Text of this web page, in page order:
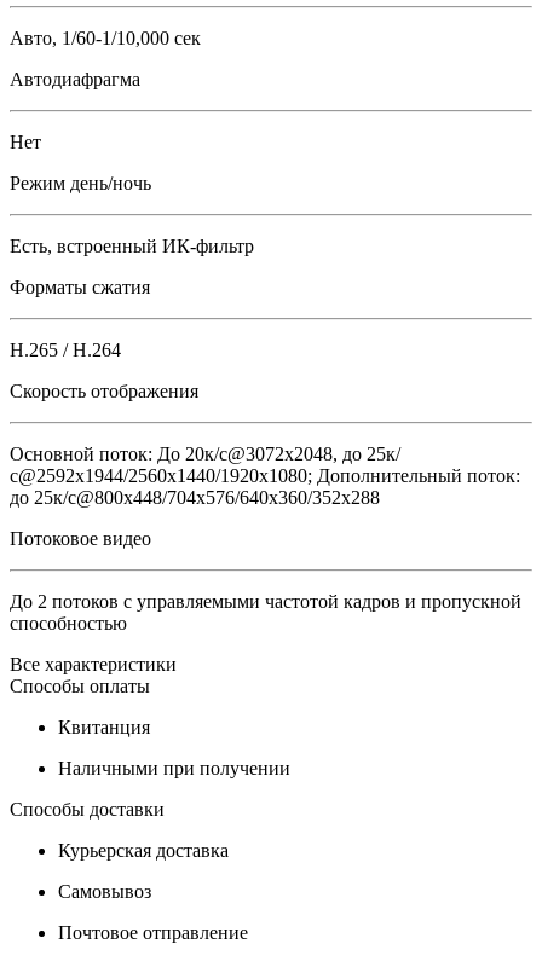
Авто, 1/60-1/10,000 сек
Автодиафрагма
Нет
Режим день/ночь
Есть, встроенный ИК-фильтр
Форматы сжатия
H.265 / H.264
Скорость отображения
Основной поток: До 20к/с@3072х2048, до 25к/
с@2592х1944/2560x1440/1920х1080; Дополнительный поток:
до 25к/с@800x448/704х576/640x360/352х288
Потоковое видео
До 2 потоков с управляемыми частотой кадров и пропускной
способностью
Все характеристики
Способы оплаты
Квитанция
Наличными при получении
Способы доставки
Курьерская доставка
Самовывоз
Почтовое отправление